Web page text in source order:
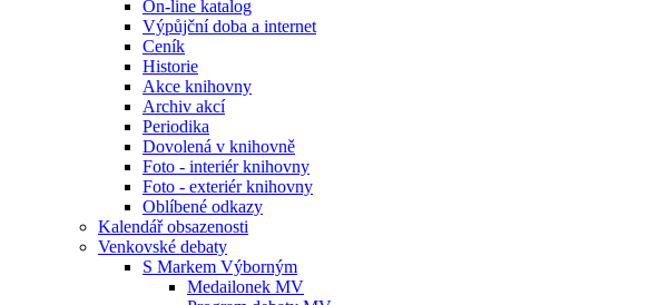
On-line katalog
Výpůjční doba a internet
Ceník
Historie
Akce knihovny
Archiv akcí
Periodika
Dovolená v knihovně
Foto - interiér knihovny
Foto - exteriér knihovny
Oblíbené odkazy
Kalendář obsazenosti
Venkovské debaty
S Markem Výborným
Medailonek MV